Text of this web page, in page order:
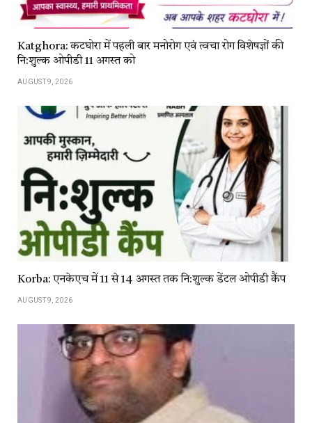
Katghora: कटघोरा में पहली बार मनोरोग एवं त्वचा रोग विशेषज्ञों की
नि:शुल्क ओपीडी 11 अगस्त को
AUGUST 9, 2026
Korba: एनकेएच में 11 से 14 अगस्त तक नि:शुल्क डेंटल ओपीडी कैंप
AUGUST 9, 2026